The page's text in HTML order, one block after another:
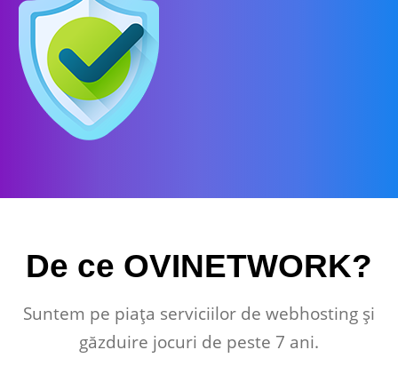
De ce OVINETWORK?
Suntem pe piața serviciilor de webhosting și
găzduire jocuri de peste 7 ani.